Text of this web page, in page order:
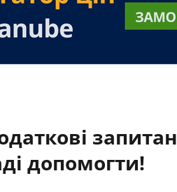
допомогти!